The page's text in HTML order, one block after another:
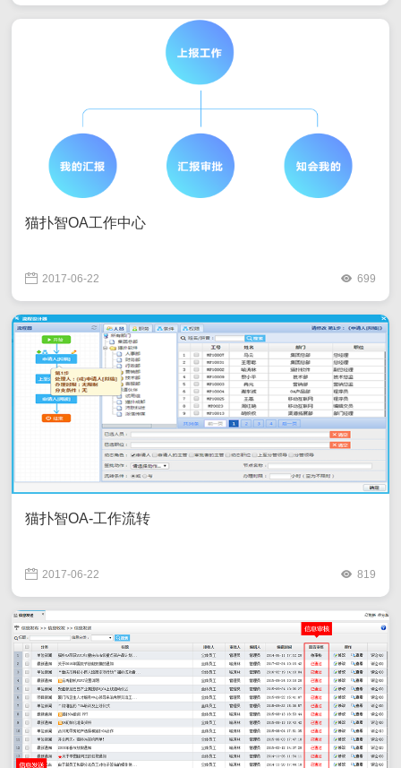
猫扑智OA工作中心
2017-06-22 699
猫扑智OA-工作流转
2017-06-22 819